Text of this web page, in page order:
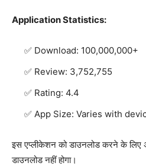
Application Statistics:
Download: 100,000,000+
Review: 3,752,755
Rating: 4.4
App Size: Varies with
इस एप्लीकेशन को डाउनलोड करने के लिए
डाउनलोड नहीं होगा।